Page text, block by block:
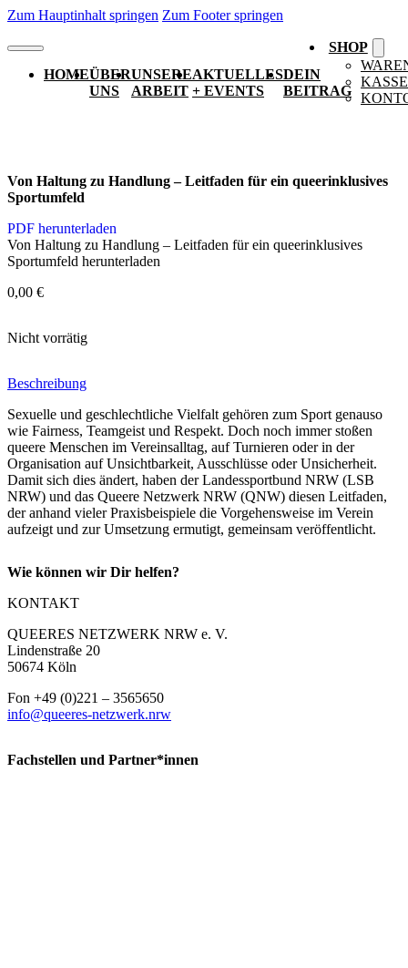
Zum Hauptinhalt springen Zum Footer springen
HOMEÜBER
UNS
UNSERE
ARBEIT
AKTUELLES
+ EVENTS
DEIN
BEITRAG
SHOP
KASSE
Von Haltung zu Handlung – Leitfaden für ein queerinklusives
Sportumfeld
PDF herunterladen
Von Haltung zu Handlung – Leitfaden für ein queerinklusives
Sportumfeld herunterladen
0,00 €
Nicht vorrätig
Beschreibung
Sexuelle und geschlechtliche Vielfalt gehören zum Sport genauso
wie Fairness, Team­geist und Respekt. Doch noch immer stoßen
queere Menschen im Vereinsalltag, auf Turnieren oder in der
Organisation auf Unsichtbarkeit, Ausschlüsse oder Unsicherheit.
Damit sich dies ändert, haben der Landessportbund NRW (LSB
NRW) und das Queere Netzwerk NRW (QNW) diesen Leitfaden,
der anhand vieler Praxisbeispiele die Vorgehensweise im Verein
aufzeigt und zur Umsetzung ermutigt, gemeinsam veröffentlicht.
Wie können wir Dir helfen?
KONTAKT
QUEERES NETZWERK NRW e. V.
Lindenstraße 20
50674 Köln
Fon +49 (0)221 – 3565650
info@queeres-netzwerk.nrw
Fachstellen und Partner*innen